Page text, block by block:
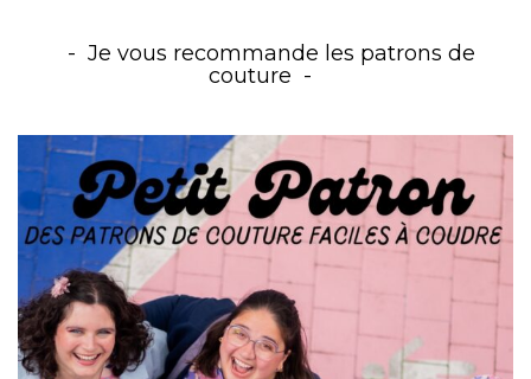
Je vous recommande les patrons de
couture